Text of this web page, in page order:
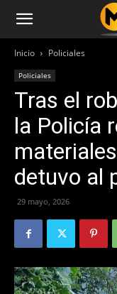
Inicio Policiales
Policiales
Tras el
la Policía
detuvo al
29 mayo, 2026